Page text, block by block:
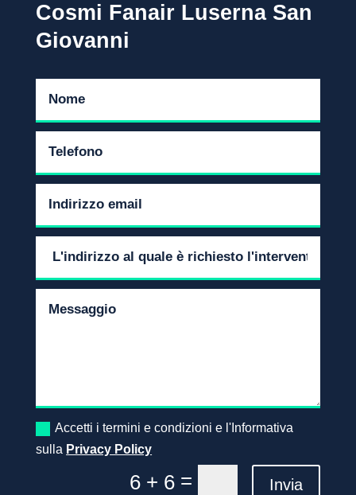
Cosmi Fanair Luserna San
Giovanni
Accetti i termini e condizioni e l'Informativa
sulla Privacy Policy
6 + 6 = Invia